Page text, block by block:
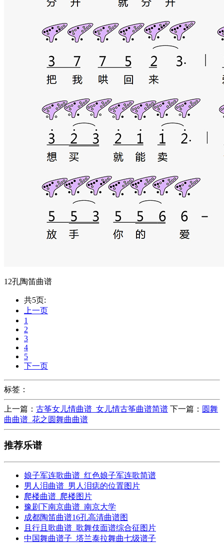
12孔陶笛曲谱
共5页:
上一页
1
2
3
4
5
下一页
标签：
上一篇： 古筝女儿情曲谱_女儿情古筝曲谱简谱 下一篇： 圆舞
曲曲谱_花之圆舞曲曲谱
推荐乐谱
娘子军连歌曲谱_红色娘子军连歌简谱
男人泪曲谱_男人泪痣的位置图片
爬楼曲谱_爬楼图片
豫剧下南京曲谱_南京大学
成都陶笛曲谱16孔高清曲谱图
且行且歌曲谱_歌舞伎面谱综合征图片
中国舞曲谱子_塔兰泰拉舞曲七级谱子